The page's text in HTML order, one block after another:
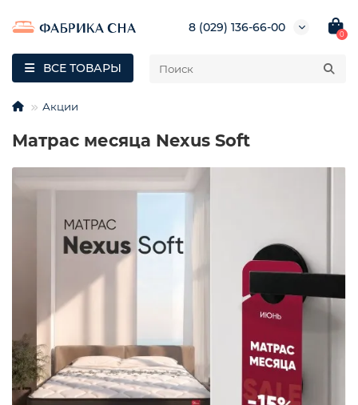
8 (029) 136-66-00
0
ВСЕ ТОВАРЫ
Акции
Матрас месяца Nexus Soft